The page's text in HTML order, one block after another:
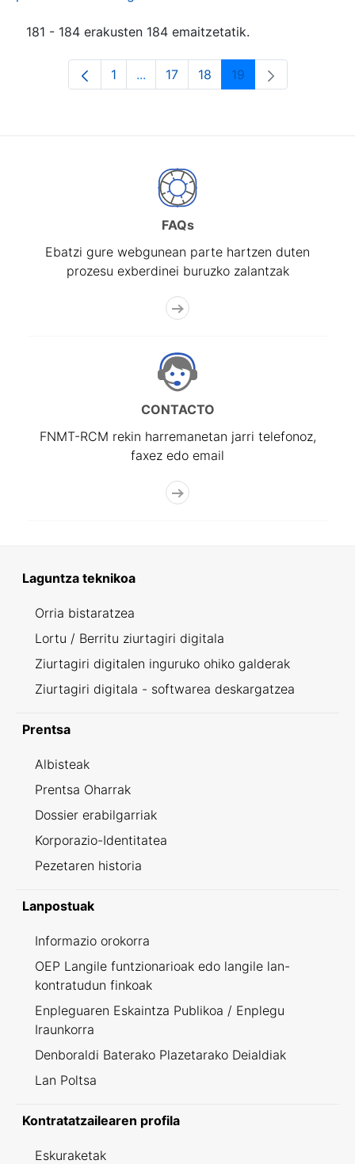
181 - 184 erakusten 184 emaitzetatik.
Orrialdea
1 ...Intermediate Pages Use TAB to
Orrialdea
17 Orrialdea
18 Orrialdea
19
FAQs
Ebatzi gure webgunean parte hartzen duten
prozesu exberdinei buruzko zalantzak
CONTACTO
FNMT-RCM rekin harremanetan jarri telefonoz,
faxez edo email
Laguntza teknikoa
Orria bistaratzea
Lortu / Berritu ziurtagiri digitala
Ziurtagiri digitalen inguruko ohiko galderak
Ziurtagiri digitala - softwarea deskargatzea
Prentsa
Albisteak
Prentsa Oharrak
Dossier erabilgarriak
Korporazio-Identitatea
Pezetaren historia
Lanpostuak
Informazio orokorra
OEP Langile funtzionarioak edo langile lan-
kontratudun finkoak
Enpleguaren Eskaintza Publikoa / Enplegu
Iraunkorra
Denboraldi Baterako Plazetarako Deialdiak
Lan Poltsa
Kontratatzailearen profila
Eskuraketak